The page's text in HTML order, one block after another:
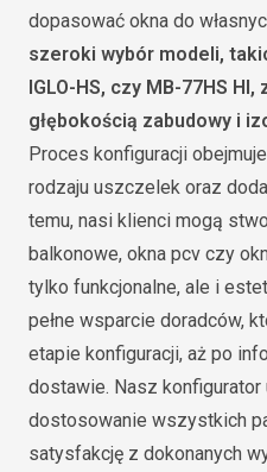
dopasować okna do
szeroki wybór modeli,
IGLO-HS, czy MB-77HS
głębokością zabudowy i
Proces konfiguracji
rodzaju uszczelek oraz
temu, nasi klienci mogą
balkonowe, okna pcv czy
tylko funkcjonalne, ale i
pełne wsparcie doradców,
etapie konfiguracji, aż po
dostawie. Nasz
dostosowanie wszystkich
satysfakcję z dokonanych